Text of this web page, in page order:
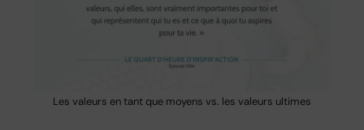
Les valeurs en tant que moyens vs. les valeurs ultimes